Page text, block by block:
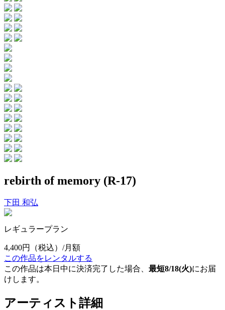
rebirth of memory (R-17)
下田 和弘
レギュラープラン
4,400円
（税込）/月額
この作品をレンタルする
この作品は本日中に決済完了した場合、 最短8/18(火)にお届
けします。
アーティスト詳細